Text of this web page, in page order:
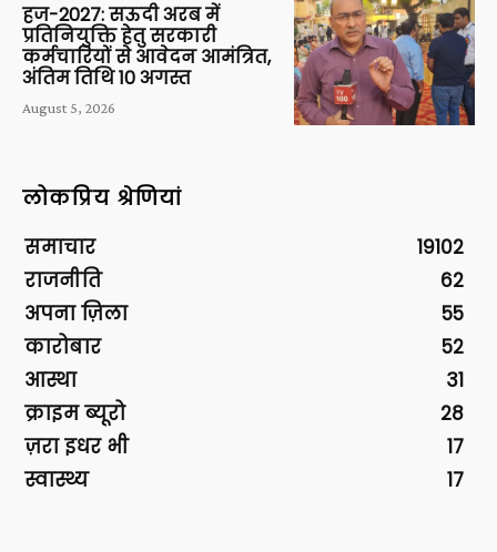
हज-2027: सऊदी अरब में
प्रतिनियुक्ति हेतु सरकारी
कर्मचारियों से आवेदन आमंत्रित,
अंतिम तिथि 10 अगस्त
August 5, 2026
लोकप्रिय श्रेणियां
समाचार
19102
राजनीति
62
अपना ज़िला
55
कारोबार
52
आस्था
31
क्राइम ब्यूरो
28
ज़रा इधर भी
17
स्वास्थ्य
17